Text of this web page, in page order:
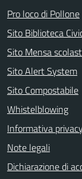
Pro loco di Pollone
Sito Biblioteca
Sito Mensa
Sito Alert System
Sito Compostabile
Whistelblowing
Informativa privacy
Note legali
Dichiarazione di